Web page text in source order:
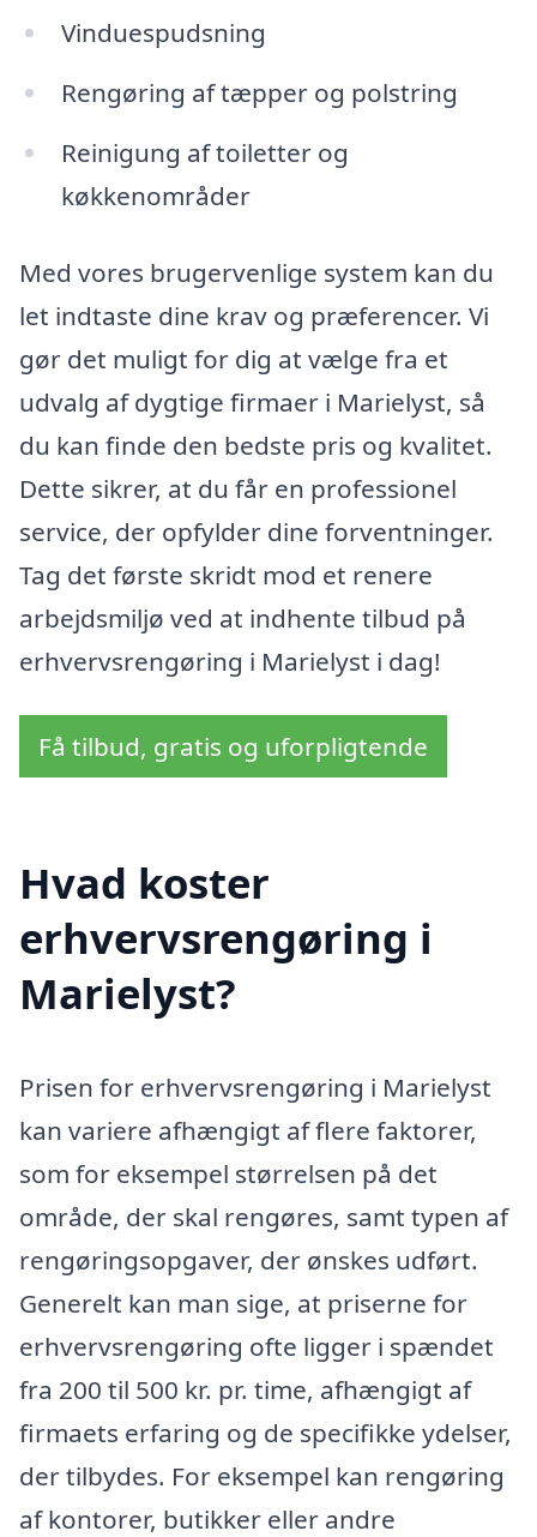
Vinduespudsning
Rengøring af tæpper og polstring
Reinigung af toiletter og
køkkenområder
Med vores brugervenlige system kan du
let indtaste dine krav og præferencer. Vi
gør det muligt for dig at vælge fra et
udvalg af dygtige firmaer i Marielyst, så
du kan finde den bedste pris og kvalitet.
Dette sikrer, at du får en professionel
service, der opfylder dine forventninger.
Tag det første skridt mod et renere
arbejdsmiljø ved at indhente tilbud på
erhvervsrengøring i Marielyst i dag!
Få tilbud, gratis og uforpligtende
Hvad koster
erhvervsrengøring i
Marielyst?
Prisen for erhvervsrengøring i Marielyst
kan variere afhængigt af flere faktorer,
som for eksempel størrelsen på det
område, der skal rengøres, samt typen af
rengøringsopgaver, der ønskes udført.
Generelt kan man sige, at priserne for
erhvervsrengøring ofte ligger i spændet
fra 200 til 500 kr. pr. time, afhængigt af
firmaets erfaring og de specifikke ydelser,
der tilbydes. For eksempel kan rengøring
af kontorer, butikker eller andre